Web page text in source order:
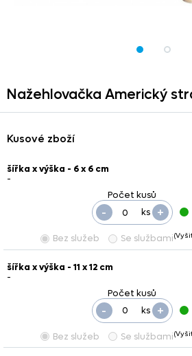
Nažehlovačka Americký
Kusové zboží
šířka x výška - 6 x 6 cm
-
ks +
-
Bez služeb Se službami
šířka x výška - 11 x 12 cm
-
ks +
-
Bez služeb Se službami